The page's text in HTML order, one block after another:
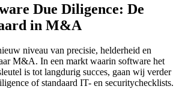
Due Diligence: De
in M&A
niveau van precisie, helderheid en
M&A. In een markt waarin software het
is tot langdurig succes, gaan wij verder
of standaard IT- en securitychecklists.